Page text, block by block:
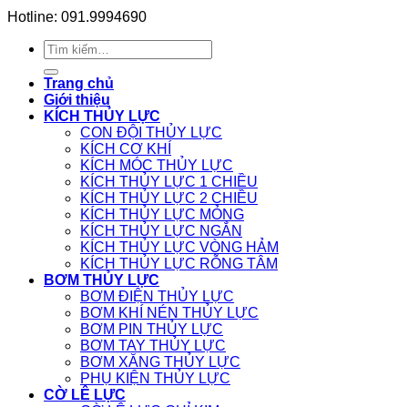
Hotline: 091.9994690
Tìm
kiếm:
Trang chủ
Giới thiệu
KÍCH THỦY LỰC
CON ĐỘI THỦY LỰC
KÍCH CƠ KHÍ
KÍCH MÓC THỦY LỰC
KÍCH THỦY LỰC 1 CHIỀU
KÍCH THỦY LỰC 2 CHIỀU
KÍCH THỦY LỰC MỎNG
KÍCH THỦY LỰC NGẮN
KÍCH THỦY LỰC VÒNG HẢM
KÍCH THỦY LỰC RỖNG TÂM
BƠM THỦY LỰC
BƠM ĐIỆN THỦY LỰC
BƠM KHÍ NÉN THỦY LỰC
BƠM PIN THỦY LỰC
BƠM TAY THỦY LỰC
BƠM XĂNG THỦY LỰC
PHỤ KIỆN THỦY LỰC
CỜ LÊ LỰC